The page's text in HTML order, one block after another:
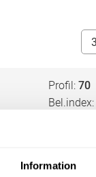
Information
Profil 70
Bel.index